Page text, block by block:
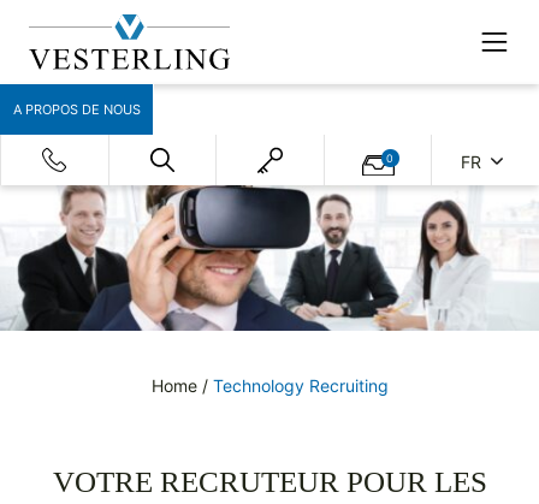
A PROPOS DE NOUS
0 FR
Home/ Technology Recruiting
VOTRE RECRUTEUR POUR LES